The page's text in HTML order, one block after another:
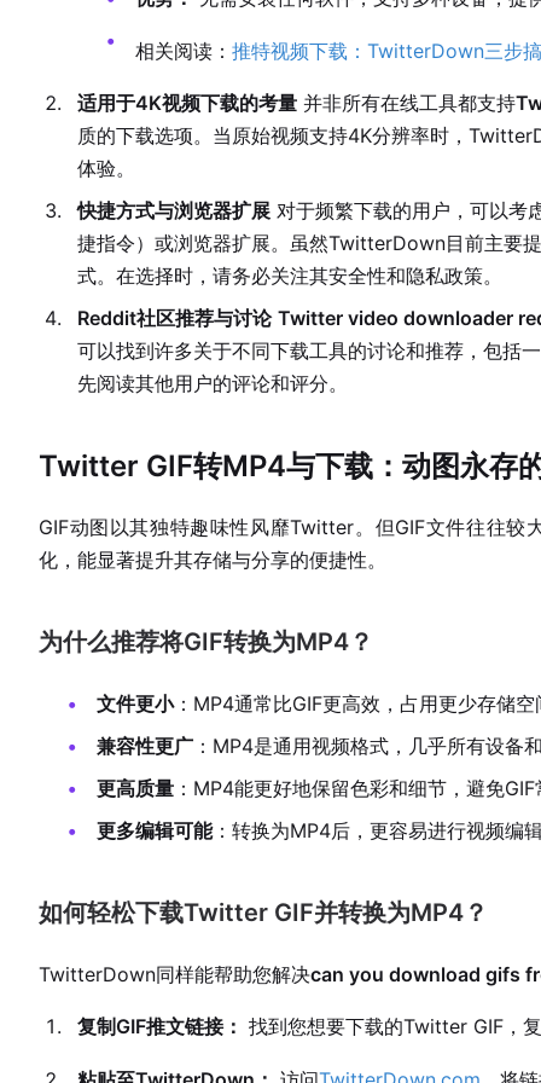
相关阅读： 推特视频下载：TwitterDown三步
适用于4K视频下载的考量 并非所有在线工具都支持
质的下载选项。当原始视频支持4K分辨率时，
体验。
快捷方式与浏览器扩展 对于频繁下载的用户，可以考
捷指令）或浏览器扩展。虽然TwitterDown目前主要
式。在选择时，请务必关注其安全性和隐私政策。
Reddit社区推荐与讨论 Twitter video downloader
可以找到许多关于不同下载工具的讨论和推荐，包括
先阅读其他用户的评论和评分。
Twitter GIF转MP4与下载：动图永存
GIF动图以其独特趣味性风靡Twitter。但GIF文件往往较
化，能显著提升其存储与分享的便捷性。
为什么推荐将GIF转换为MP4？
文件更小：MP4通常比GIF更高效，占用更少存储空
兼容性更广 ：MP4是通用视频格式，几乎所有设备
更高质量 ：MP4能更好地保留色彩和细节，避免
更多编辑可能：转换为MP4后，更容易进行视频编
如何轻松下载Twitter GIF并转换为MP4？
TwitterDown同样能帮助您解决can you download gifs
复制GIF推文链接： 找到您想要下载的Twitter GIF，